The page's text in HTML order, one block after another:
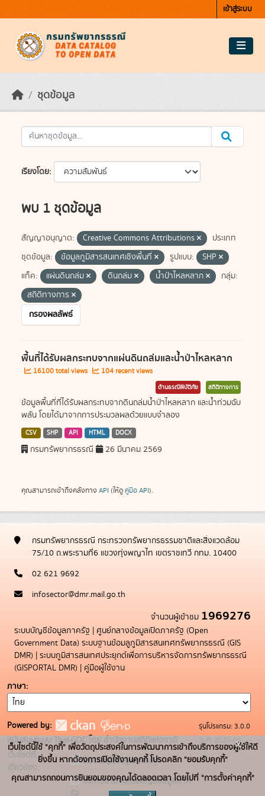
เข้าสู่ระบบ
ชุดข้อมูล
เรียงโดย
พบ 1 ชุดข้อมูล
สัญญาอนุญาต: Creative Commons Attributions
ประเภท
ชุดข้อมูล:
ข้อมูลภูมิสารสนเทศเชิงพื้นที่ รูปแบบ:
SHP
แท็ค:
แผ่นดินถล่ม ดินถล่ม น้ำป่าไหลหลาก
กลุ่ม:
สถิติทางการ
กรองผลลัพธ์
พื้นที่ได้รับผลกระทบจากแผ่นดินถล่มและน้ำป่าไหลหลาก
16100 total views 104 recent views
ด้านธรณีพิบัติภัย สถิติทางการ
ข้อมูลพื้นที่ที่ได้รับผลกระทบจากดินถล่มน้ำป่าไหลหลาก และน้ำท่วมฉับ
พลัน โดยได้มาจากการประมวลผลด้วยแบบจำลอง
CSV SHP API HTML DOCX
กรมทรัพยากรธรณี 26 มีนาคม 2569
คุณสามารถเข้าถึงคลังทาง API (ให้ดู คู่มือ API).
กรมทรัพยากรธรณี กระทรวงทรัพยากรธรรมชาติและสิ่งแวดล้อม
75/10 ถ.พระรามที่6 แขวงทุ่งพญาไท เขตราชเทวี กทม. 10400
02 621 9692
infosector@dmr.mail.go.th
จำนวนผู้เข้าชม 1969276
ระบบบัญชีข้อมูลภาครัฐ | ศูนย์กลางข้อมูลเปิดภาครัฐ (Open
Government Data) ระบบฐานข้อมลูภูมิสารสนเทศทรัพยากรธรณี (GIS
DMR) | ระบบภูมิสารสนเทศประยุกต์เพื่อการบริหารจัดการทรัพยากรธรณี
(GISPORTAL DMR) | คู่มือผู้ใช้งาน
ภาษา
Powered by:
สนับสนุนระบบ Thai-GDC โดย สำนักงานสถิติแห่งชาติ
เว็บไซต์ที่
เกี่ยวข้อง:
ระบบบัญชีข้อมูลภาครัฐ
บริการนามานุกรมบัญชีข้อมูลภาค
รัฐ
รุ่นโปรแกรม: 3.0.0
วันที่: 2025-05-
19
เว็บไซต์นี้ใช้ "คุกกี้" เพื่อวัตถุประสงค์ในการพัฒนาการเข้าถึงบริการของผู้ใช้ให้ดี
ยิ่งขึ้น หากต้องการเปิดใช้งานคุกกี้ โปรดคลิก "ยอมรับคุกกี้"
คุณสามารถถอนการยินยอมของคุณได้ตลอดเวลา โดยไปที่ "การตั้งค่าคุกกี้"
x